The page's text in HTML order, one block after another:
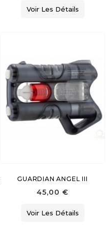
Voir Les Détails
GUARDIAN ANGEL III
45,00 €
Voir Les Détails